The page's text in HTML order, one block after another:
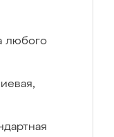
любого